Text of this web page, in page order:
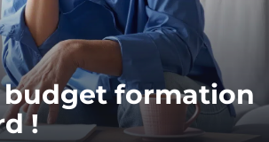
formation
!